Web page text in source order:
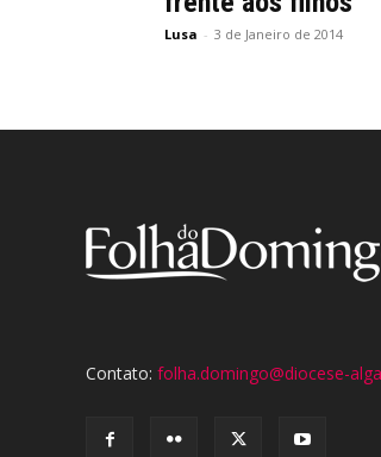
Lusa - 3 de Janeiro de 2014
Contato: folha.domingo@diocese-